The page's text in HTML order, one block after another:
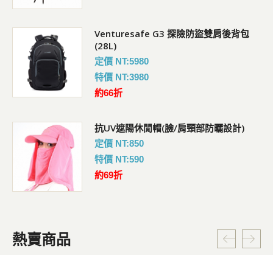
Venturesafe G3 探險防盜雙肩後背包
(28L)
定價 NT:5980
特價 NT:3980
約66折
抗UV遮陽休閒帽(臉/肩頸部防曬設計)
定價 NT:850
特價 NT:590
約69折
熱賣商品